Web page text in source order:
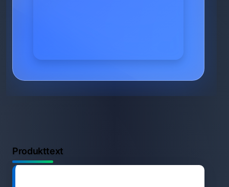
Produkttext